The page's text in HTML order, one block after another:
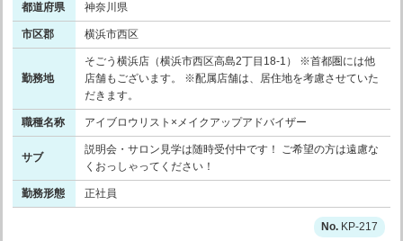
都道府県 神奈川県
市区郡 横浜市西区
勤務地
そごう横浜店（横浜市西区高島2丁目18-1） ※首都圏には他
店舗もございます。 ※配属店舗は、居住地を考慮させていた
だきます。
職種名称 アイブロウリスト×メイクアップアドバイザー
サブ
説明会・サロン見学は随時受付中です！ ご希望の方は遠慮な
くおっしゃってください！
勤務形態 正社員
KP-217